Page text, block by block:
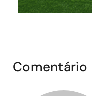
Comentário